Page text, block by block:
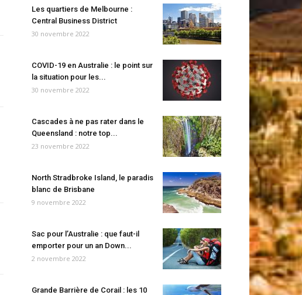
Les quartiers de Melbourne :
Central Business District
30 novembre 2022
COVID-19 en Australie : le point sur
la situation pour les...
30 novembre 2022
Cascades à ne pas rater dans le
Queensland : notre top...
23 novembre 2022
North Stradbroke Island, le paradis
blanc de Brisbane
9 novembre 2022
Sac pour l’Australie : que faut-il
emporter pour un an Down...
2 novembre 2022
Grande Barrière de Corail : les 10